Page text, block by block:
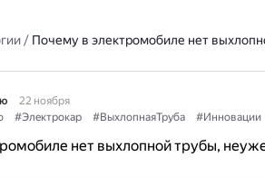
/ Почему в электромобиле нет
22 ноября
#Электрокар #ВыхлопнаяТруба #Инновации
нет выхлопной трубы,